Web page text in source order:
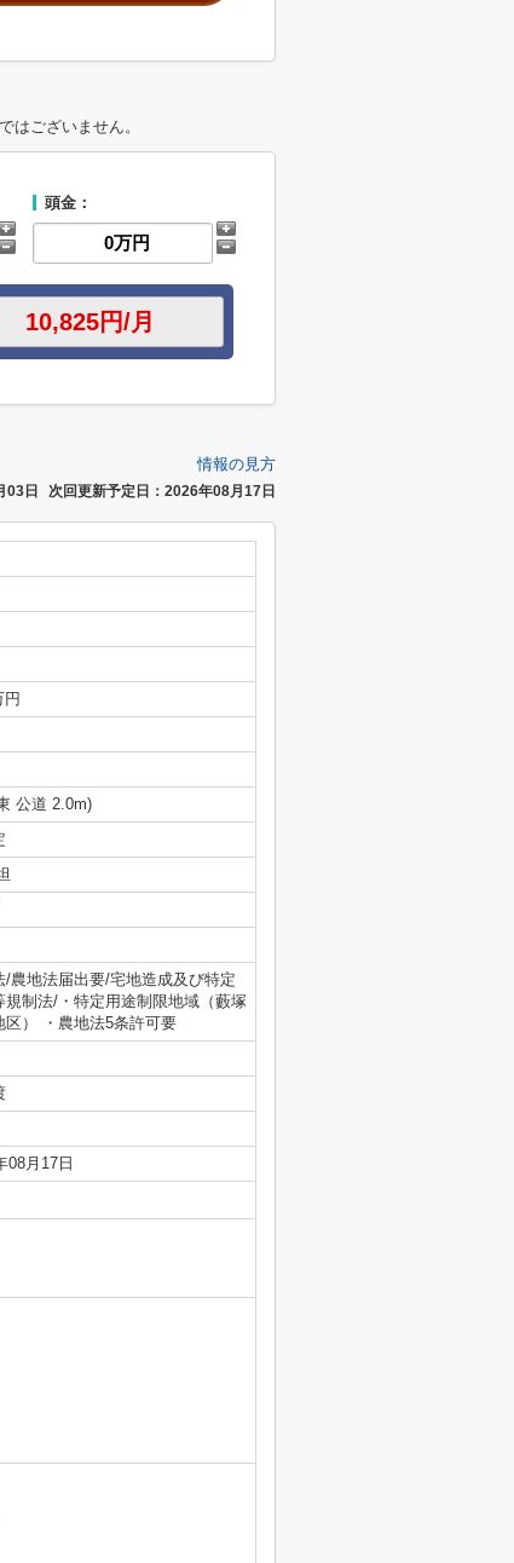
はございません。
頭金：
情報の見方
03日 次回更新予定日：2026年08月17日
円
公道 2.0m)
/農地法届出要/宅地造成及び特定
規制法/・特定用途制限地域（藪塚
区） ・農地法5条許可要
08月17日